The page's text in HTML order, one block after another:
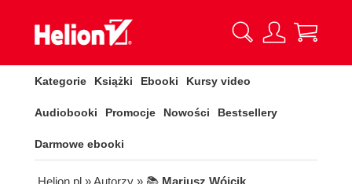
Kategorie Książki Ebooki Kursy video
Audiobooki Promocje Nowości Bestsellery
Darmowe ebooki
Helion.pl » Autorzy » 📚 Mariusz Wójcik